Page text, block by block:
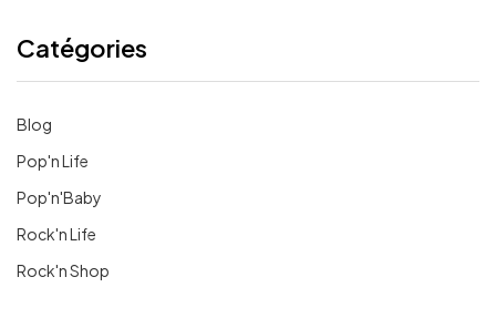
Catégories
Blog
Pop'n Life
Pop'n'Baby
Rock'n Life
Rock'n Shop